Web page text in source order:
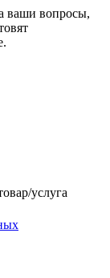
ваши вопросы,
услуга